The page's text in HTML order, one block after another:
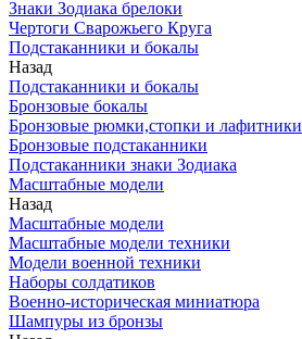
Знаки Зодиака брелоки
Чертоги Сварожьего Круга
Подстаканники и бокалы
Назад
Подстаканники и бокалы
Бронзовые бокалы
Бронзовые рюмки,стопки и лафитники
Бронзовые подстаканники
Подстаканники знаки Зодиака
Масштабные модели
Назад
Масштабные модели
Масштабные модели техники
Модели военной техники
Наборы солдатиков
Военно-историческая миниатюра
Шампуры из бронзы